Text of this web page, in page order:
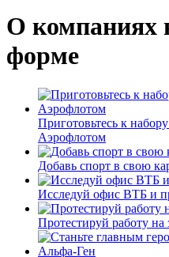
О компаниях
форме
Приготовьтесь к
Аэрофлотом
Добавь спорт в свою
Исследуй офис ВТБ и
Протестируй работу на